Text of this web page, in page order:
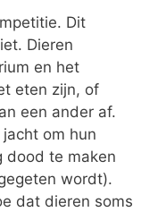
Dit
Dieren
en het
eten zijn, of
een ander af.
om hun
dood te maken
wordt).
dat dieren soms